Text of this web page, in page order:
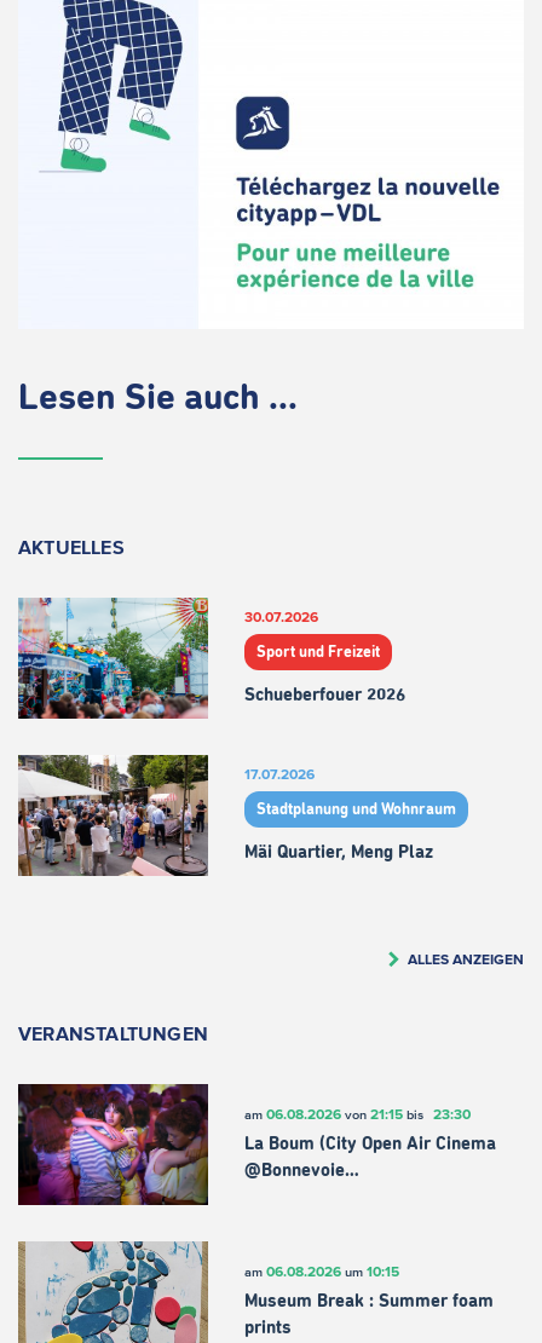
Lesen Sie auch ...
AKTUELLES
30.07.2026
Sport und Freizeit
Schueberfouer 2026
17.07.2026
Stadtplanung und Wohnraum
Mäi Quartier, Meng Plaz
ALLES ANZEIGEN
VERANSTALTUNGEN
am 06.08.2026von 21:15bis 23:30
La Boum (City Open Air Cinema
@Bonnevoie…
am 06.08.2026um 10:15
Museum Break : Summer foam
prints